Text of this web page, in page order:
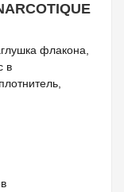
флакона,
в